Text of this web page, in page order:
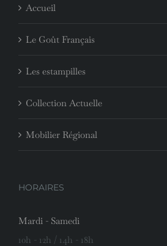
Accueil
Le Goût Français
Les estampilles
Collection Actuelle
Mobilier Régional
HORAIRES
Mardi - Samedi
10h - 12h / 14h - 18h